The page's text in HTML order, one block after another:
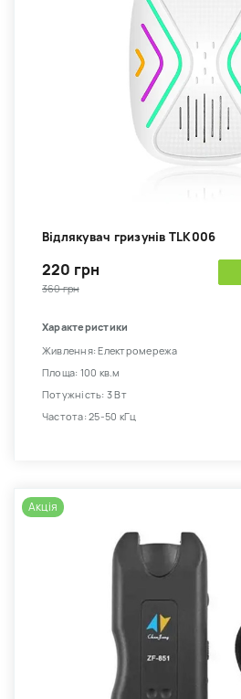
Відлякувач гризунів TLK006
220 грн
360 грн
Характеристики
Живлення: Електромережа
Площа: 100 кв.м
Потужність: 3 Вт
Частота: 25-50 кГц
Акція